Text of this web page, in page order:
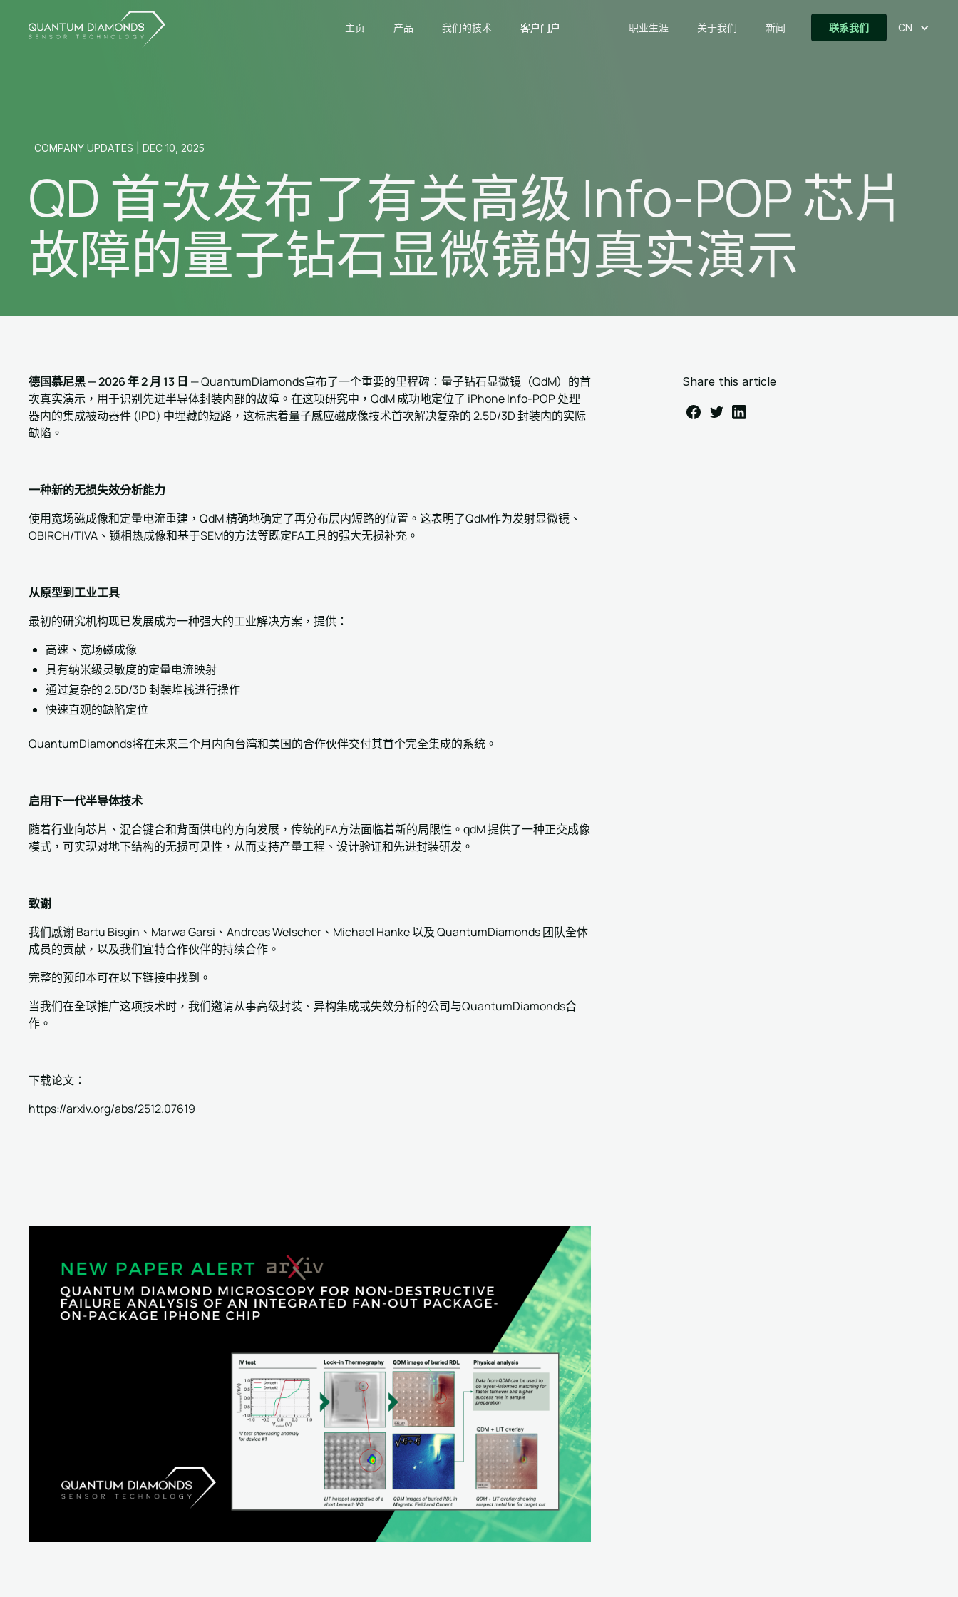
主页 产品 我们的技术 客户门户
客户门户
客户门户 职业生涯 关于我们 新闻 联系我们 CN
COMPANY UPDATES | DEC 10, 2025
QD 首次发布了有关高级 Info-POP 芯片
故障的量子钻石显微镜的真实演示
德国慕尼黑 — 2026 年 2 月 13 日 — QuantumDiamonds宣布了一个重要的里程碑：量子钻石显微镜（QdM）的首
次真实演示，用于识别先进半导体封装内部的故障。在这项研究中，QdM 成功地定位了 iPhone Info-POP 处理
器内的集成被动器件 (IPD) 中埋藏的短路，这标志着量子感应磁成像技术首次解决复杂的 2.5D/3D 封装内的实际
缺陷。
一种新的无损失效分析能力
使用宽场磁成像和定量电流重建，QdM 精确地确定了再分布层内短路的位置。这表明了QdM作为发射显微镜、
OBIRCH/TIVA、锁相热成像和基于SEM的方法等既定FA工具的强大无损补充。
从原型到工业工具
最初的研究机构现已发展成为一种强大的工业解决方案，提供：
高速、宽场磁成像
具有纳米级灵敏度的定量电流映射
通过复杂的 2.5D/3D 封装堆栈进行操作
快速直观的缺陷定位
QuantumDiamonds将在未来三个月内向台湾和美国的合作伙伴交付其首个完全集成的系统。
启用下一代半导体技术
随着行业向芯片、混合键合和背面供电的方向发展，传统的FA方法面临着新的局限性。qdM 提供了一种正交成像
模式，可实现对地下结构的无损可见性，从而支持产量工程、设计验证和先进封装研发。
致谢
我们感谢 Bartu Bisgin、Marwa Garsi、Andreas Welscher、Michael Hanke 以及 QuantumDiamonds 团队全体
成员的贡献，以及我们宜特合作伙伴的持续合作。
完整的预印本可在以下链接中找到。
当我们在全球推广这项技术时，我们邀请从事高级封装、异构集成或失效分析的公司与QuantumDiamonds合
作。
下载论文：
https://arxiv.org/abs/2512.07619
Share this article